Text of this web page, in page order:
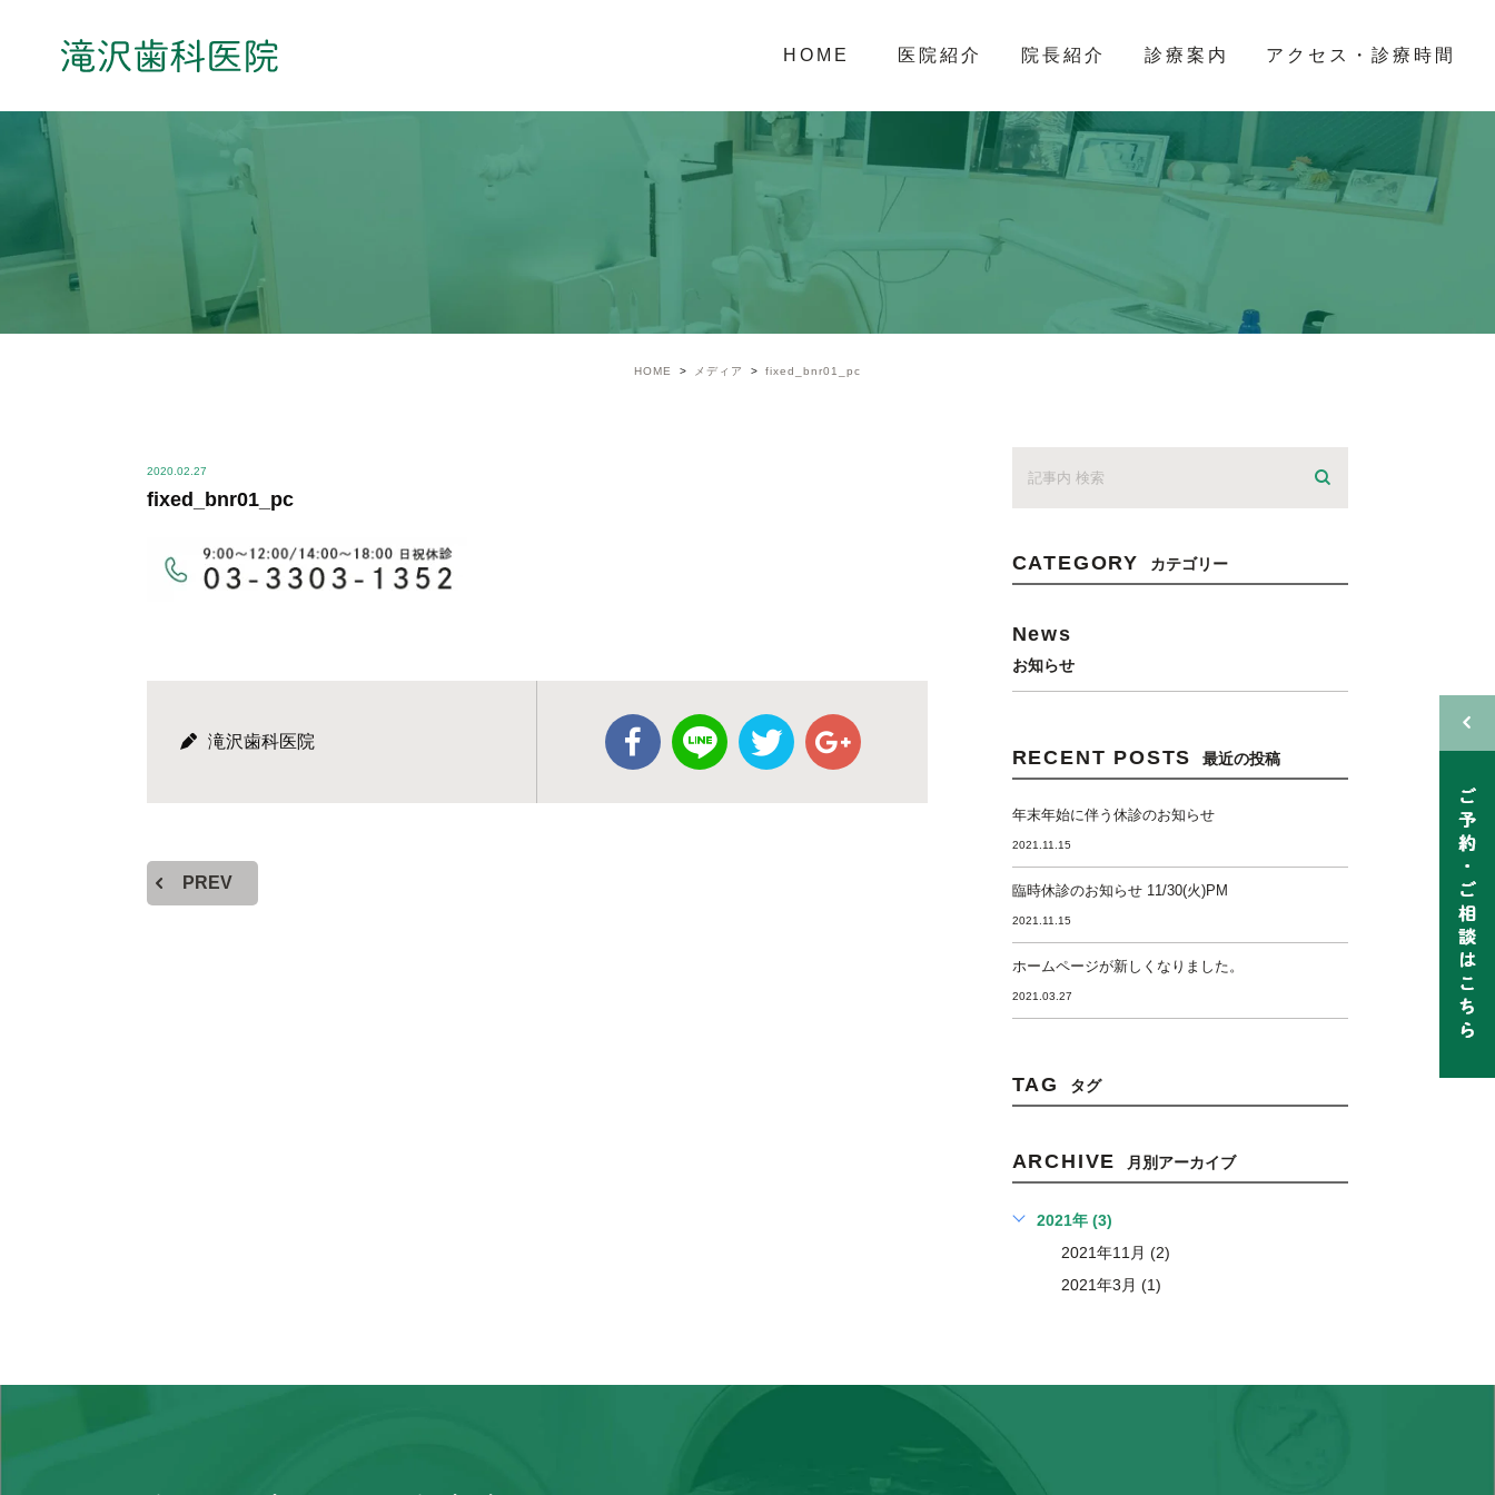
HOME 医院紹介 院長紹介 診療案内 アクセス・診療時間
HOME メディア fixed_bnr01_pc
2020.02.27
fixed_bnr01_pc
滝沢歯科医院
PREV
CATEGORY カテゴリー
News
お知らせ
RECENT POSTS 最近の投稿
年末年始に伴う休診のお知らせ
2021.11.15
臨時休診のお知らせ 11/30(火)PM
2021.11.15
ホームページが新しくなりました。
2021.03.27
TAG タグ
ARCHIVE 月別アーカイブ
2021年 (3)
2021年11月 (2)
2021年3月 (1)